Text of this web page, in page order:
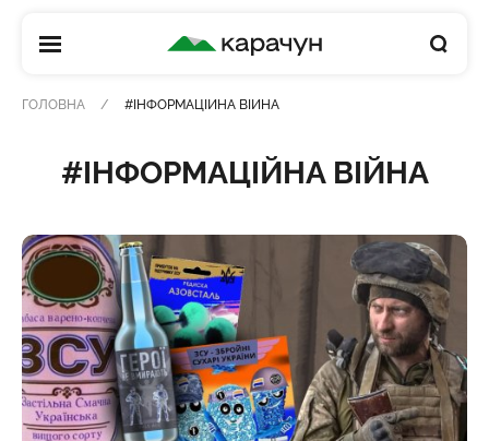
КАРАЧУН
ГОЛОВНА #ІНФОРМАЦІЙНА ВІЙНА
#ІНФОРМАЦІЙНА ВІЙНА